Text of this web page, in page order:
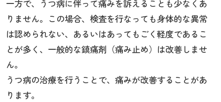
一方で、うつ病に伴って痛みを訴えることも少なくあ
りません。この場合、検査を行なっても身体的な異常
は認められない、あるいはあってもごく軽度であるこ
とが多く、一般的な鎮痛剤（痛み止め）は改善しませ
ん。
うつ病の治療を行うことで、痛みが改善することがあ
ります。